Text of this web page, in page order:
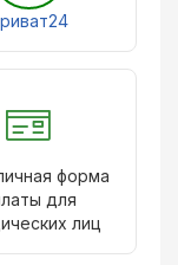
форма
для
лиц